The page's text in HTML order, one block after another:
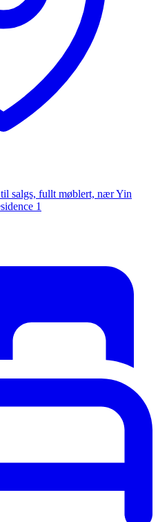
salgs, fullt møblert, nær Yin
1